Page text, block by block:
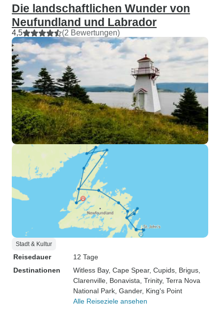
Die landschaftlichen Wunder von
Neufundland und Labrador
4,5 (2 Bewertungen)
Stadt & Kultur
Reisedauer
12 Tage
Destinationen
Witless Bay, Cape Spear, Cupids , Brigus
Clarenville , Bonavista , Trinity, Terra Nova
National Park , Gander, King's Point
Alle Reiseziele ansehen